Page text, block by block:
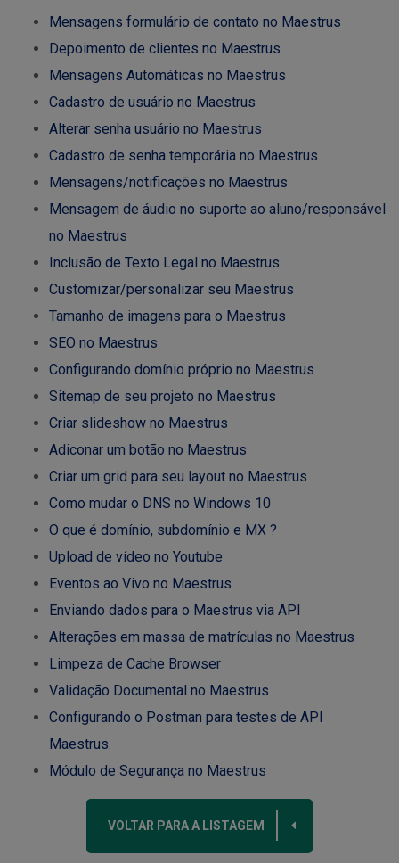
Mensagens formulário de contato no Maestrus
Depoimento de clientes no Maestrus
Mensagens Automáticas no Maestrus
Cadastro de usuário no Maestrus
Alterar senha usuário no Maestrus
Cadastro de senha temporária no Maestrus
Mensagens/notificações no Maestrus
Mensagem de áudio no suporte ao aluno/responsável
no Maestrus
Inclusão de Texto Legal no Maestrus
Customizar/personalizar seu Maestrus
Tamanho de imagens para o Maestrus
SEO no Maestrus
Configurando domínio próprio no Maestrus
Sitemap de seu projeto no Maestrus
Criar slideshow no Maestrus
Adiconar um botão no Maestrus
Criar um grid para seu layout no Maestrus
Como mudar o DNS no Windows 10
O que é domínio, subdomínio e MX ?
Upload de vídeo no Youtube
Eventos ao Vivo no Maestrus
Enviando dados para o Maestrus via API
Alterações em massa de matrículas no Maestrus
Limpeza de Cache Browser
Validação Documental no Maestrus
Configurando o Postman para testes de API
Maestrus.
Módulo de Segurança no Maestrus
VOLTAR PARA A LISTAGEM